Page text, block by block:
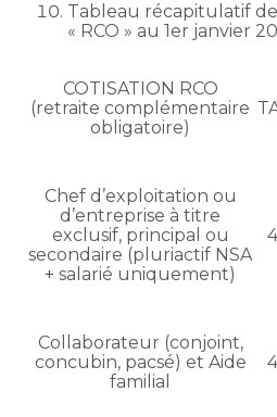
Tableau récapitulatif
« RCO » au 1er janvier
COTISATION RCO
(retraite complémentaire
obligatoire)
Chef d’exploitation ou
d’entreprise à titre
exclusif, principal ou
secondaire (pluriactif NSA
+ salarié uniquement)
Collaborateur (conjoint,
concubin, pacsé) et Aide
familial